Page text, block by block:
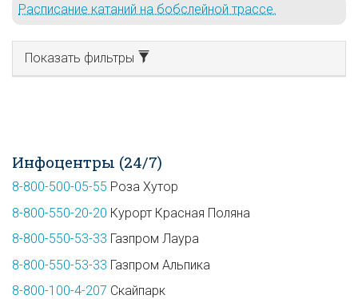
Расписание катаний на бобслейной трассе.
Показать фильтры
Инфоцентры (24/7)
8-800-500-05-55 Роза Хутор
8-800-550-20-20 Курорт Красная Поляна
8-800-550-53-33 Газпром Лаура
8-800-550-53-33 Газпром Альпика
8-800-100-4-207 Скайпарк